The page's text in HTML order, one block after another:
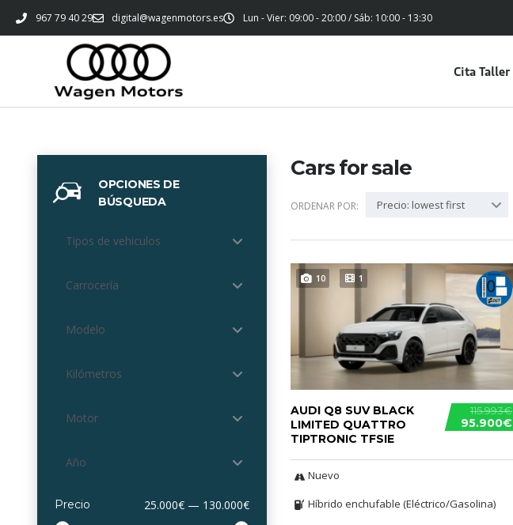
967 79 40 29 digital@wagenmotors.es Lun - Vier: 09:00 - 20:00 / Sáb: 10:00 - 13:30
Cita Taller
OPCIONES DE
BÚSQUEDA
Tipos de vehiculos
Carrocería
Modelo
Kilómetros
Motor
Año
Precio 25.000€ — 130.000€
Cars for sale
ORDENAR POR: Precio: lowest first
10 1
115.993€
95.900€
AUDI Q8 SUV BLACK
LIMITED QUATTRO
TIPTRONIC TFSIE
Nuevo
Híbrido enchufable (Eléctrico/Gasolina)